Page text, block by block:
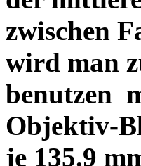
zwischen
wird man
benutzen
Objektiv-
je 135.9